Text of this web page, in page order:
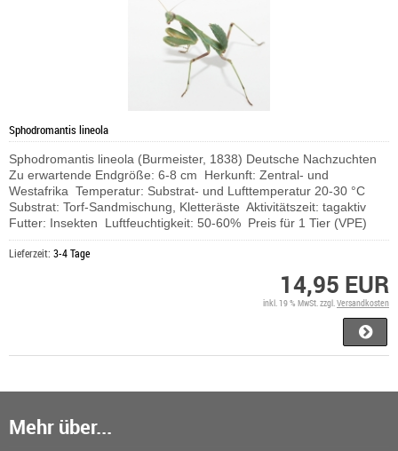
Sphodromantis lineola
Sphodromantis lineola (Burmeister, 1838) Deutsche Nachzuchten
Zu erwartende Endgröße: 6-8 cm Herkunft: Zentral- und
Westafrika Temperatur: Substrat- und Lufttemperatur 20-30 °C
Substrat: Torf-Sandmischung, Kletteräste Aktivitätszeit: tagaktiv
Futter: Insekten Luftfeuchtigkeit: 50-60% Preis für 1 Tier (VPE)
Lieferzeit: 3-4 Tage
14,95 EUR
inkl. 19 % MwSt. zzgl.Versandkosten
Mehr über...